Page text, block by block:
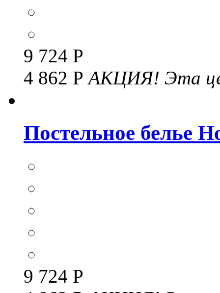
9 724 Р
4 862 РАКЦИЯ! Эта
Постельное белье
9 724 Р